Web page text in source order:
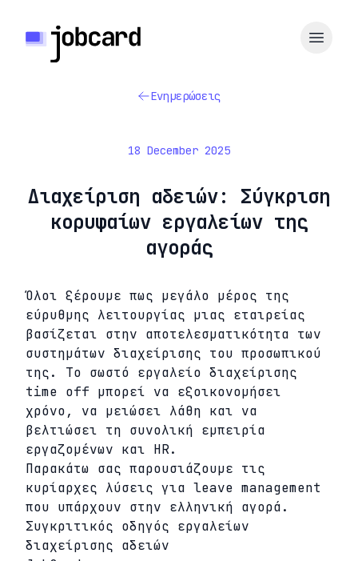
Ενημερώσεις
18 December 2025
Διαχείριση αδειών: Σύγκριση
κορυφαίων εργαλείων της
αγοράς
Όλοι ξέρουμε πως μεγάλο μέρος της
εύρυθμης λειτουργίας μιας εταιρείας
βασίζεται στην αποτελεσματικότητα των
συστημάτων διαχείρισης του προσωπικού
της. Το σωστό εργαλείο διαχείρισης
time off μπορεί να εξοικονομήσει
χρόνο, να μειώσει λάθη και να
βελτιώσει τη συνολική εμπειρία
εργαζομένων και HR.
Παρακάτω σας παρουσιάζουμε τις
κυρίαρχες λύσεις για leave management
που υπάρχουν στην ελληνική αγορά.
Συγκριτικός οδηγός εργαλείων
διαχείρισης αδειών